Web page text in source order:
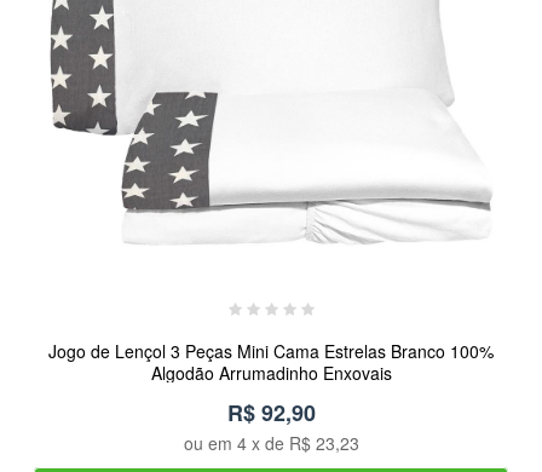
Jogo de Lençol 3 Peças Mini Cama Estrelas Branco 100%
Algodão Arrumadinho Enxovais
R$ 92,90
ou em 4x de R$ 23,23